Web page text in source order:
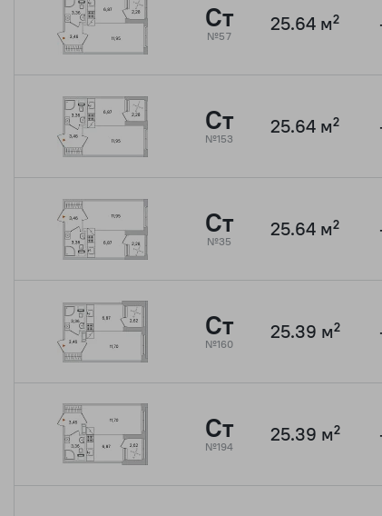
Ст
№57
25.64 м²
Ст
№153
25.64 м²
Ст
№35
25.64 м²
Ст
№160
25.39 м²
Ст
№194
25.39 м²